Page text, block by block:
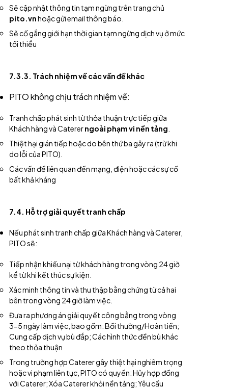
Sẽ cập nhật thông tin tạm ngừng trên trang chủ
pito.vnhoặc gửi email thông báo.
Sẽ cố gắng giới hạn thời gian tạm ngừng dịch vụ ở mức
tối thiểu
7.3.3. Trách nhiệm về các vấn đề khác
PITO không chịu trách nhiệm về:
Tranh chấp phát sinh từ thỏa thuận trực tiếp giữa
Khách hàng và Catererngoài phạm vi nền tảng
Thiệt hại gián tiếp hoặc do bên thứ ba gây ra (trừ khi
do lỗi của PITO).
Các vấn đề liên quan đến mạng, điện hoặc các sự cố
bất khả kháng
7.4. Hỗ trợ giải quyết tranh chấp
Nếu phát sinh tranh chấp giữa Khách hàng và Caterer,
PITO sẽ:
Tiếp nhận khiếu nại từ khách hàng trong vòng 24 giờ
kể từ khi kết thúc sự kiện.
Xác minh thông tin và thu thập bằng chứng từ cả hai
bên trong vòng 24 giờ làm việc.
Đưa ra phương án giải quyết công bằng trong vòng
3-5 ngày làm việc, bao gồm:Bồi thường/Hoàn tiền;
Cung cấp dịch vụ bù đắp; Các hình thức đền bù khác
theo thỏa thuận
Trong trường hợp Caterer gây thiệt hại nghiêm trọng
hoặc vi phạm liên tục, PITO có quyền: Hủy hợp đồng
với Caterer; Xóa Caterer khỏi nền tảng; Yêu cầu